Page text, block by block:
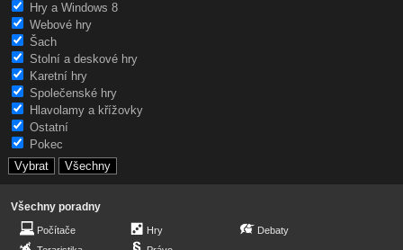
Hry a Windows 8
Webové hry
Šach
Stolní a deskové hry
Karetní hry
Společenské hry
Hlavolamy a křížovky
Ostatní
Pokec
Všechny poradny
Počítače
Hry
Debaty